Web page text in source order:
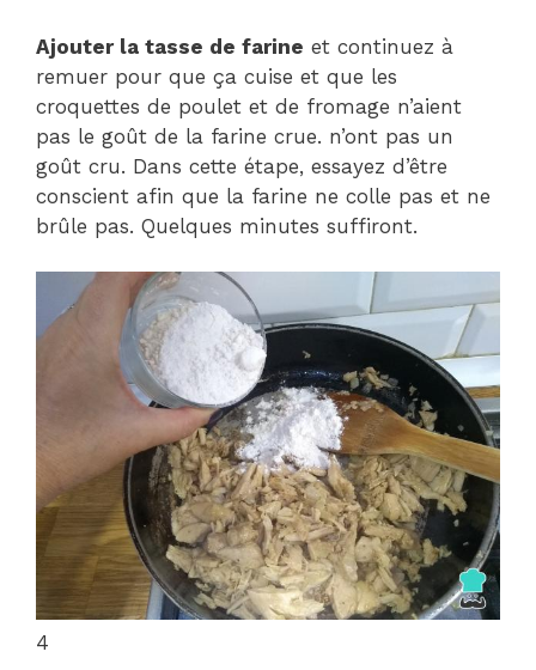
Ajouter la tasse de farine et continuez à
remuer pour que ça cuise et que les
croquettes de poulet et de fromage n’aient
pas le goût de la farine crue. n’ont pas un
goût cru. Dans cette étape, essayez d’être
conscient afin que la farine ne colle pas et ne
brûle pas. Quelques minutes suffiront.
4